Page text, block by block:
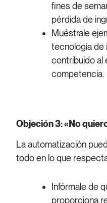
fines de
pérdida de
Muéstrale
tecnología de
contribuido al
competencia.
Objeción 3: «No
La automatización
todo en lo que
Infórmale de
proporciona